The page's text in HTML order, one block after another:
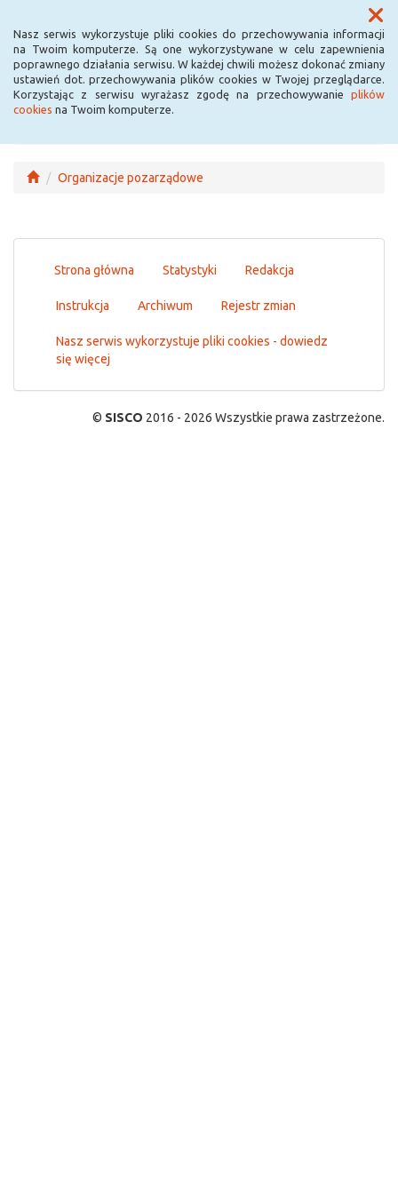
Nasz serwis wykorzystuje pliki cookies do przechowywania informacji
na Twoim komputerze. Są one wykorzystywane w celu zapewnienia
poprawnego działania serwisu. W każdej chwili możesz dokonać zmiany
ustawień dot. przechowywania plików cookies w Twojej przeglądarce.
Korzystając z serwisu wyrażasz zgodę na przechowywanie plików
cookies na Twoim komputerze.
Menu
Organizacje pozarządowe
Strona główna Statystyki Redakcja
Instrukcja Archiwum Rejestr zmian
Nasz serwis wykorzystuje pliki cookies - dowiedz
się więcej
© SISCO 2016 - 2026 Wszystkie prawa zastrzeżone.